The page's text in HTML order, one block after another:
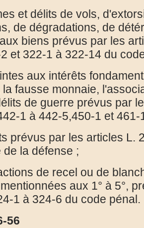
et délits de vols,
de dégradations, de
biens prévus par les
et 322-1 à 322-14 du
aux intérêts
fausse monnaie,
de guerre prévus par
1 à 442-5,450-1 et
prévus par les articles L.
de la défense ;
de recel ou de
aux 1° à 5°,
1 à 324-6 du code pénal.
56